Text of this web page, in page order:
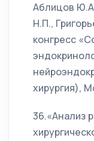
Аблицов
Н.П.,
конгресс
хирургия),
36.«Анализ